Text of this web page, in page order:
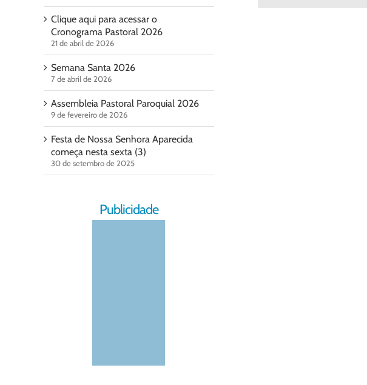
Clique aqui para acessar o
Cronograma Pastoral 2026
21 de abril de 2026
Semana Santa 2026
7 de abril de 2026
Assembleia Pastoral Paroquial 2026
9 de fevereiro de 2026
Festa de Nossa Senhora Aparecida
começa nesta sexta (3)
30 de setembro de 2025
Publicidade